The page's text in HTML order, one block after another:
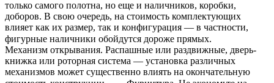
только самого полотна, но еще и наличников, коробки,
доборов. В свою очередь, на стоимость комплектующих
влияет как их размер, так и конфигурация — в частности,
фигурные наличники обойдутся дороже прямых.⠀ ⠀
Механизм открывания. Распашные или раздвижные, дверь-
книжка или роторная система — установка различных
механизмов может существенно влиять на окончательную